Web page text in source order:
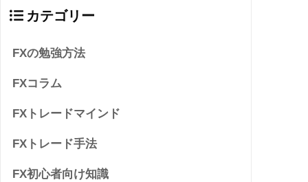
カテゴリー
FXの勉強方法
FXコラム
FXトレードマインド
FXトレード手法
FX初心者向け知識